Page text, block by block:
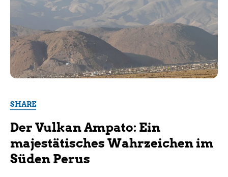
SHARE
Der Vulkan Ampato: Ein
majestätisches Wahrzeichen im
Süden Perus